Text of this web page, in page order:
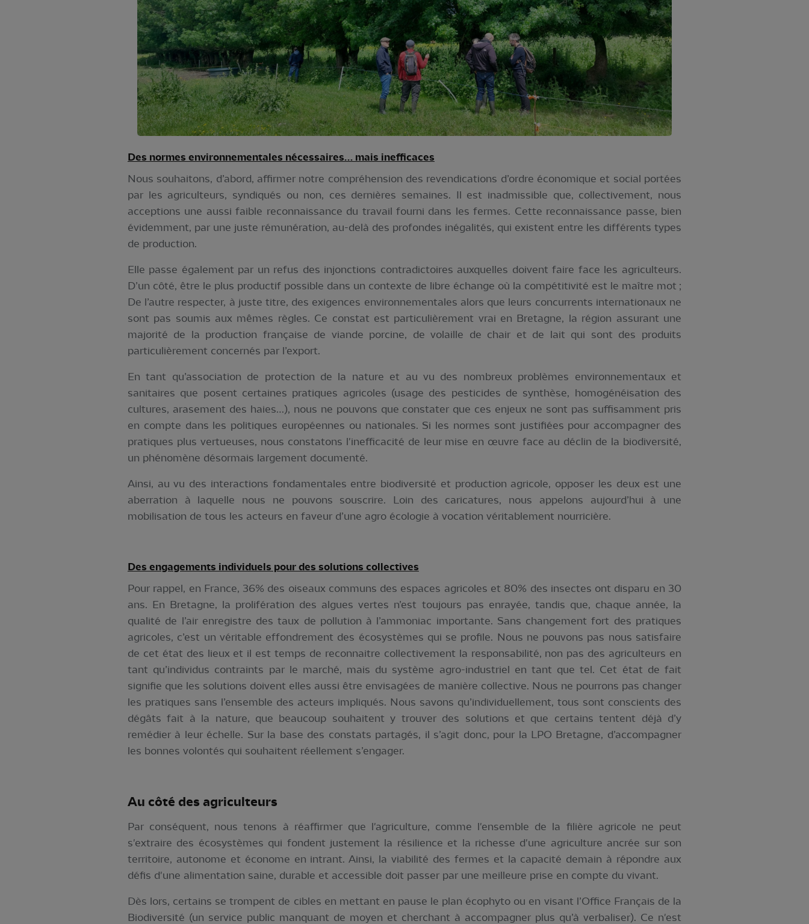
Des normes environnementales nécessaires… mais inefficaces
Nous souhaitons, d’abord, affirmer notre compréhension des revendications d’ordre économique et social portées
par les agriculteurs, syndiqués ou non, ces dernières semaines. Il est inadmissible que, collectivement, nous
acceptions une aussi faible reconnaissance du travail fourni dans les fermes. Cette reconnaissance passe, bien
évidemment, par une juste rémunération, au-delà des profondes inégalités, qui existent entre les différents types
de production.
Elle passe également par un refus des injonctions contradictoires auxquelles doivent faire face les agriculteurs.
D’un côté, être le plus productif possible dans un contexte de libre échange où la compétitivité est le maître mot ;
De l’autre respecter, à juste titre, des exigences environnementales alors que leurs concurrents internationaux ne
sont pas soumis aux mêmes règles. Ce constat est particulièrement vrai en Bretagne, la région assurant une
majorité de la production française de viande porcine, de volaille de chair et de lait qui sont des produits
particulièrement concernés par l’export.
En tant qu’association de protection de la nature et au vu des nombreux problèmes environnementaux et
sanitaires que posent certaines pratiques agricoles (usage des pesticides de synthèse, homogénéisation des
cultures, arasement des haies…), nous ne pouvons que constater que ces enjeux ne sont pas suffisamment pris
en compte dans les politiques européennes ou nationales. Si les normes sont justifiées pour accompagner des
pratiques plus vertueuses, nous constatons l'inefficacité de leur mise en œuvre face au déclin de la biodiversité,
un phénomène désormais largement documenté.
Ainsi, au vu des interactions fondamentales entre biodiversité et production agricole, opposer les deux est une
aberration à laquelle nous ne pouvons souscrire. Loin des caricatures, nous appelons aujourd’hui à une
mobilisation de tous les acteurs en faveur d’une agro écologie à vocation véritablement nourricière.
Des engagements individuels pour des solutions collectives
Pour rappel, en France, 36% des oiseaux communs des espaces agricoles et 80% des insectes ont disparu en 30
ans. En Bretagne, la prolifération des algues vertes n’est toujours pas enrayée, tandis que, chaque année, la
qualité de l’air enregistre des taux de pollution à l’ammoniac importante. Sans changement fort des pratiques
agricoles, c’est un véritable effondrement des écosystèmes qui se profile. Nous ne pouvons pas nous satisfaire
de cet état des lieux et il est temps de reconnaitre collectivement la responsabilité, non pas des agriculteurs en
tant qu’individus contraints par le marché, mais du système agro-industriel en tant que tel. Cet état de fait
signifie que les solutions doivent elles aussi être envisagées de manière collective. Nous ne pourrons pas changer
les pratiques sans l’ensemble des acteurs impliqués. Nous savons qu’individuellement, tous sont conscients des
dégâts fait à la nature, que beaucoup souhaitent y trouver des solutions et que certains tentent déjà d’y
remédier à leur échelle. Sur la base des constats partagés, il s’agit donc, pour la LPO Bretagne, d’accompagner
les bonnes volontés qui souhaitent réellement s’engager.
Au côté des agriculteurs
Par conséquent, nous tenons à réaffirmer que l'agriculture, comme l'ensemble de la filière agricole ne peut
s'extraire des écosystèmes qui fondent justement la résilience et la richesse d'une agriculture ancrée sur son
territoire, autonome et économe en intrant. Ainsi, la viabilité des fermes et la capacité demain à répondre aux
défis d'une alimentation saine, durable et accessible doit passer par une meilleure prise en compte du vivant.
Dès lors, certains se trompent de cibles en mettant en pause le plan écophyto ou en visant l’Office Français de la
Biodiversité (un service public manquant de moyen et cherchant à accompagner plus qu’à verbaliser). Ce n'est